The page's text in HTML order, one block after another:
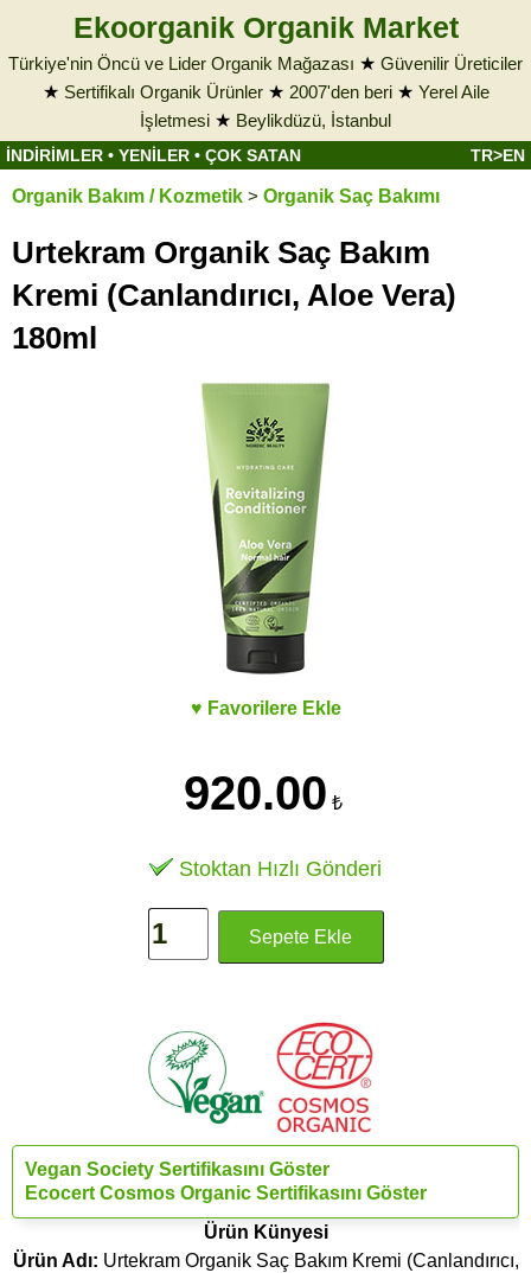
Ekoorganik Organik Market
Türkiye'nin Öncü ve Lider Organik Mağazası ★ Güvenilir Üreticiler
★ Sertifikalı Organik Ürünler★ 2007'den beri★ Yerel Aile
İşletmesi ★ Beylikdüzü, İstanbul
İNDİRİMLER • YENİLER • ÇOK SATAN TR>EN
Organik Bakım / Kozmetik > Organik Saç Bakımı
Urtekram Organik Saç Bakım
Kremi (Canlandırıcı, Aloe Vera)
180ml
♥ Favorilere Ekle
920.00 ₺
Stoktan Hızlı Gönderi
Vegan Society Sertifikasını Göster
Ecocert Cosmos Organic Sertifikasını Göster
Ürün Künyesi
Ürün Adı: Urtekram Organik Saç Bakım Kremi (Canlandırıcı,